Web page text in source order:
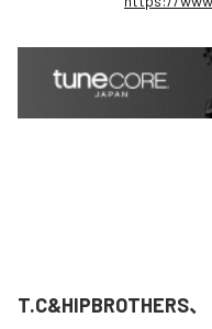
T.C&HIPBROTHERS